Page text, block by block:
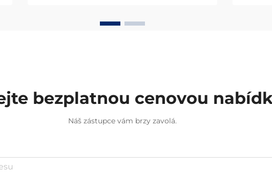
bezplatnou cenovou
Náš zástupce vám brzy zavolá.